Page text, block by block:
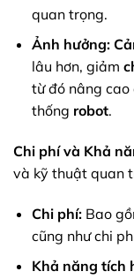
quan trọng.
Ảnh hưởng:
lâu hơn, giảm
từ đó nâng
thống robot.
Chi phí và Khả
và kỹ thuật quan
Chi phí:Bao
cũng như chi
Khả năng tích